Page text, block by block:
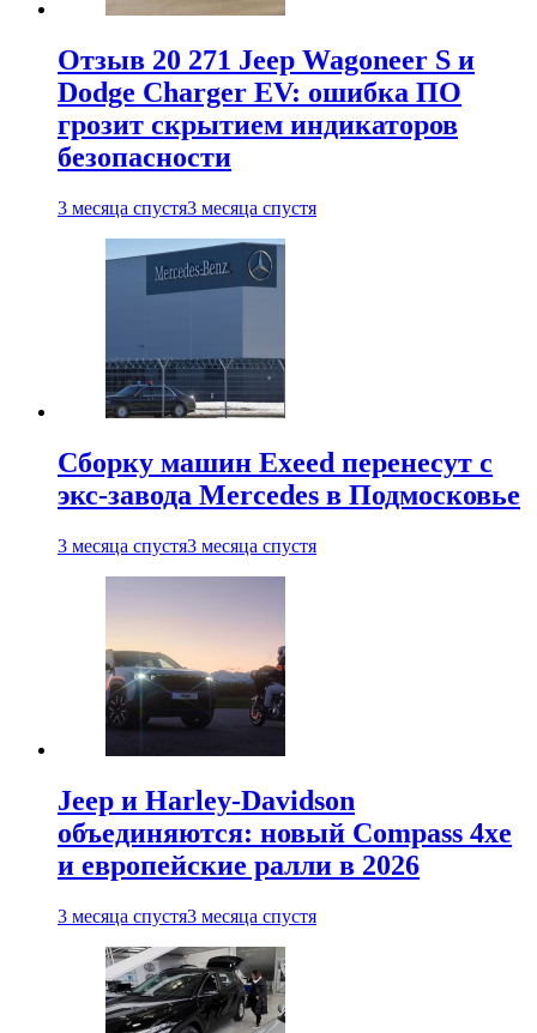
Отзыв 20 271 Jeep Wagoneer S и
Dodge Charger EV: ошибка ПО
грозит скрытием индикаторов
безопасности
3 месяца спустя3 месяца спустя
Сборку машин Exeed перенесут с
экс-завода Mercedes в Подмосковье
3 месяца спустя3 месяца спустя
Jeep и Harley-Davidson
объединяются: новый Compass 4xe
и европейские ралли в 2026
3 месяца спустя3 месяца спустя